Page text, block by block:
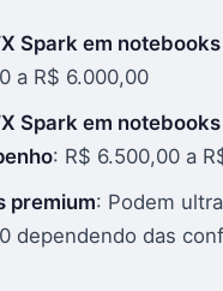
Spark em
a R$ 6.000,00
Spark em
: R$ 6.500,00 a
premium: Podem
dependendo das